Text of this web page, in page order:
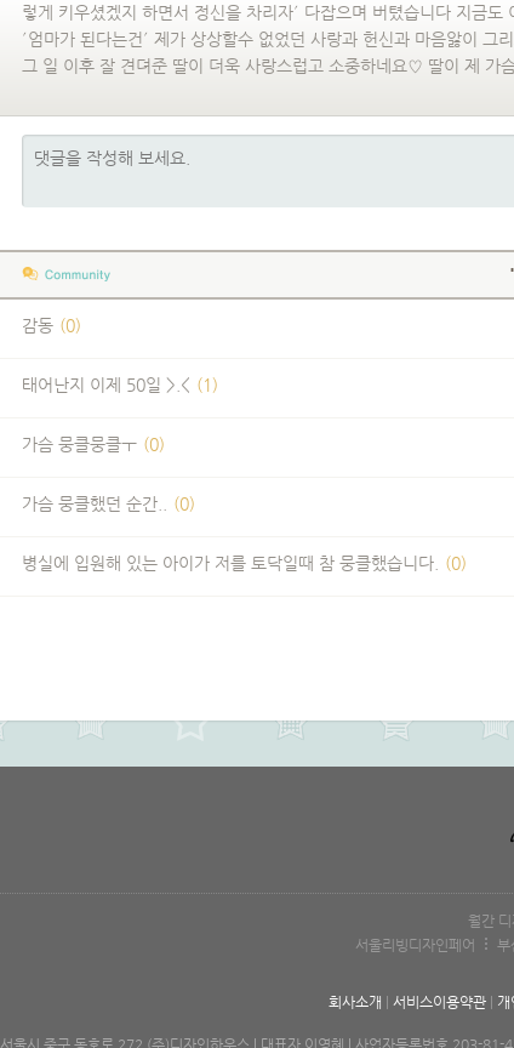
렇게 키우셨겠지 하면서 정신을 차리자´ 다잡으며 버텼습니다 지금
´엄마가 된다는건´ 제가 상상할수 없었던 사랑과 헌신과 마음앓이 그
그 일 이후 잘 견뎌준 딸이 더욱 사랑스럽고 소중하네요♡ 딸이 제 가
감동 (0)
태어난지 이제 50일 >.< (1)
가슴 뭉클뭉클ㅜ (0)
가슴 뭉클했던 순간.. (0)
병실에 입원해 있는 아이가 저를 토닥일때 참 뭉클했습니다. (0)
월간
서울리빙디자인페어
부
회사소개 서비스이용약관 개
서울시 중구 동호로 272 (주)디자인하우스 | 대표자 이영혜 | 사업자등록번호 203-